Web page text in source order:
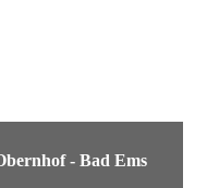
- Bad Ems